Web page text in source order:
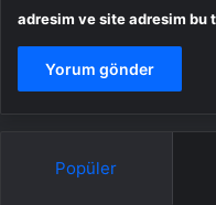
adresim ve site adresim bu
Popüler